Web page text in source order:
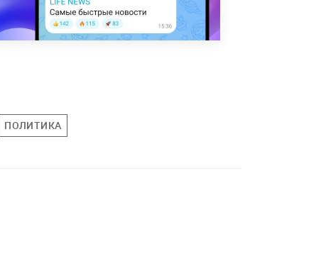
ПОЛИТИКА